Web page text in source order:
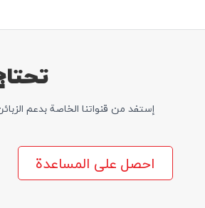
إستفد من قنواتنا الخاصة بدعم
احصل على المساعدة